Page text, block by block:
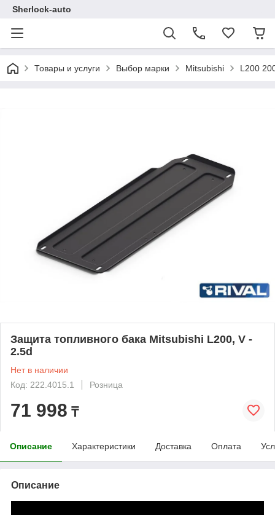
Sherlock-auto
Товары и услуги Выбор марки Mitsubishi L200
Защита топливного бака Mitsubishi L200, V -
2.5d
Нет в наличии
Код: 222.4015.1
Розница
71 998 ₸
Описание Характеристики Доставка Оплата
Описание